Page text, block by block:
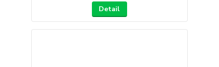
Detail